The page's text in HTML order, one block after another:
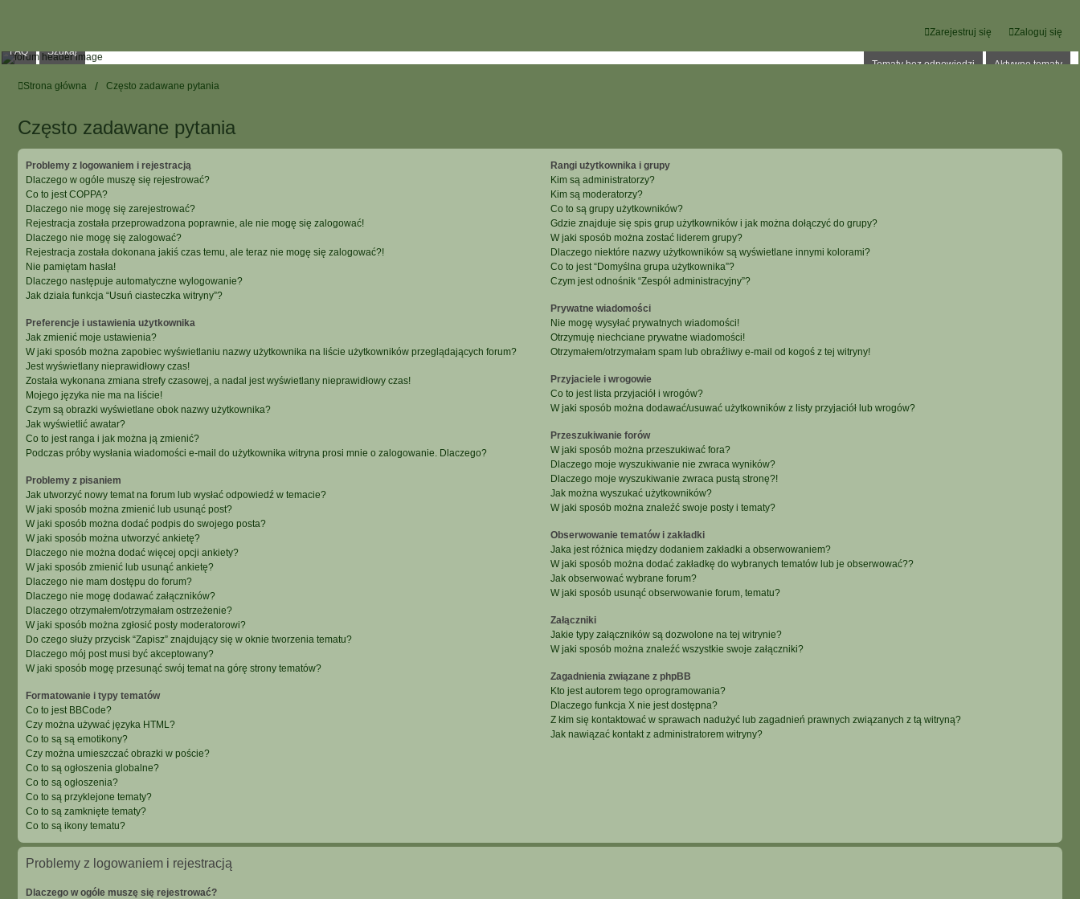
Zaloguj się
Zarejestruj się
Tematy bez odpowiedzi Aktywne tematy
FAQ Szukaj
Strona główna Często zadawane pytania
Często zadawane pytania
Problemy z logowaniem i rejestracją
Dlaczego w ogóle muszę się rejestrować?
Co to jest COPPA?
Dlaczego nie mogę się zarejestrować?
Rejestracja została przeprowadzona poprawnie, ale nie mogę się zalogować!
Dlaczego nie mogę się zalogować?
Rejestracja została dokonana jakiś czas temu, ale teraz nie mogę się zalogować?!
Nie pamiętam hasła!
Dlaczego następuje automatyczne wylogowanie?
Jak działa funkcja “Usuń ciasteczka witryny”?
Preferencje i ustawienia użytkownika
Jak zmienić moje ustawienia?
W jaki sposób można zapobiec wyświetlaniu nazwy użytkownika na liście użytkowników przeglądających forum?
Jest wyświetlany nieprawidłowy czas!
Została wykonana zmiana strefy czasowej, a nadal jest wyświetlany nieprawidłowy czas!
Mojego języka nie ma na liście!
Czym są obrazki wyświetlane obok nazwy użytkownika?
Jak wyświetlić awatar?
Co to jest ranga i jak można ją zmienić?
Podczas próby wysłania wiadomości e-mail do użytkownika witryna prosi mnie o zalogowanie. Dlaczego?
Problemy z pisaniem
Jak utworzyć nowy temat na forum lub wysłać odpowiedź w temacie?
W jaki sposób można zmienić lub usunąć post?
W jaki sposób można dodać podpis do swojego posta?
W jaki sposób można utworzyć ankietę?
Dlaczego nie można dodać więcej opcji ankiety?
W jaki sposób zmienić lub usunąć ankietę?
Dlaczego nie mam dostępu do forum?
Dlaczego nie mogę dodawać załączników?
Dlaczego otrzymałem/otrzymałam ostrzeżenie?
W jaki sposób można zgłosić posty moderatorowi?
Do czego służy przycisk “Zapisz” znajdujący się w oknie tworzenia tematu?
Dlaczego mój post musi być akceptowany?
W jaki sposób mogę przesunąć swój temat na górę strony tematów?
Formatowanie i typy tematów
Co to jest BBCode?
Czy można używać języka HTML?
Co to są są emotikony?
Czy można umieszczać obrazki w poście?
Co to są ogłoszenia globalne?
Co to są ogłoszenia?
Co to są przyklejone tematy?
Co to są zamknięte tematy?
Co to są ikony tematu?
Rangi użytkownika i grupy
Kim są administratorzy?
Kim są moderatorzy?
Co to są grupy użytkowników?
Gdzie znajduje się spis grup użytkowników i jak można dołączyć do grupy?
W jaki sposób można zostać liderem grupy?
Dlaczego niektóre nazwy użytkowników są wyświetlane innymi kolorami?
Co to jest “Domyślna grupa użytkownika”?
Czym jest odnośnik “Zespół administracyjny”?
Prywatne wiadomości
Nie mogę wysyłać prywatnych wiadomości!
Otrzymuję niechciane prywatne wiadomości!
Otrzymałem/otrzymałam spam lub obraźliwy e-mail od kogoś z tej witryny!
Przyjaciele i wrogowie
Co to jest lista przyjaciół i wrogów?
W jaki sposób można dodawać/usuwać użytkowników z listy przyjaciół lub wrogów?
Przeszukiwanie forów
W jaki sposób można przeszukiwać fora?
Dlaczego moje wyszukiwanie nie zwraca wyników?
Dlaczego moje wyszukiwanie zwraca pustą stronę?!
Jak można wyszukać użytkowników?
W jaki sposób można znaleźć swoje posty i tematy?
Obserwowanie tematów i zakładki
Jaka jest różnica między dodaniem zakładki a obserwowaniem?
W jaki sposób można dodać zakładkę do wybranych tematów lub je obserwować??
Jak obserwować wybrane forum?
W jaki sposób usunąć obserwowanie forum, tematu?
Załączniki
Jakie typy załączników są dozwolone na tej witrynie?
W jaki sposób można znaleźć wszystkie swoje załączniki?
Zagadnienia związane z phpBB
Kto jest autorem tego oprogramowania?
Dlaczego funkcja X nie jest dostępna?
Z kim się kontaktować w sprawach nadużyć lub zagadnień prawnych związanych z tą witryną?
Jak nawiązać kontakt z administratorem witryny?
Problemy z logowaniem i rejestracją
Dlaczego w ogóle muszę się rejestrować?